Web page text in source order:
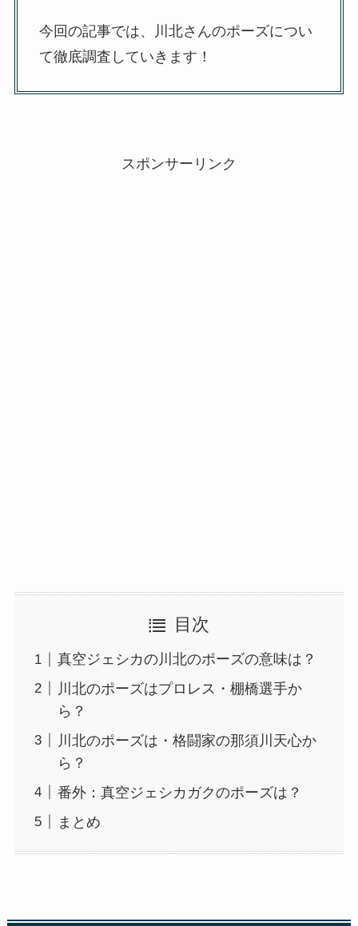
今回の記事では、川北さんのポーズについ
て徹底調査していきます！
スポンサーリンク
目次
真空ジェシカの川北のポーズの意味は？
川北のポーズはプロレス・棚橋選手か
ら？
川北のポーズは・格闘家の那須川天心か
ら？
番外：真空ジェシカガクのポーズは？
まとめ